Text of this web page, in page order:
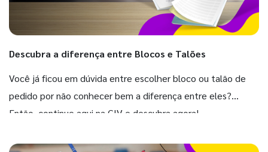
Descubra a diferença entre Blocos e Talões
Você já ficou em dúvida entre escolher bloco ou talão de
pedido por não conhecer bem a diferença entre eles?
Então, continue aqui na GIV e descubra agora!